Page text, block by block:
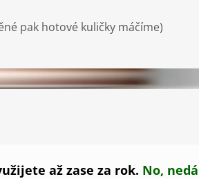
pak hotové kuličky máčíme)
až zase za rok. No,